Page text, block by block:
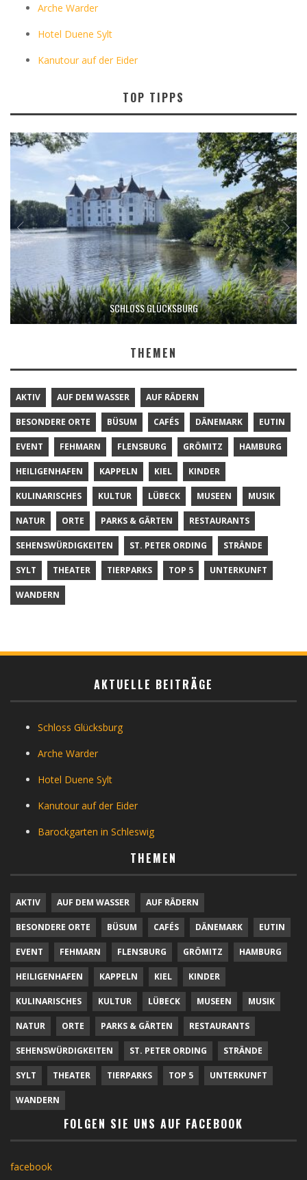
Arche Warder
Hotel Duene Sylt
Kanutour auf der Eider
TOP TIPPS
SCHLOSS GLÜCKSBURG
THEMEN
AKTIV AUF DEM WASSER AUF RÄDERN
BESONDERE ORTE BÜSUM CAFÉS DÄNEMARK EUTIN
EVENT FEHMARN FLENSBURG GRÖMITZ HAMBURG
HEILIGENHAFEN KAPPELN KIEL KINDER
KULINARISCHES KULTUR LÜBECK MUSEEN MUSIK
NATUR ORTE PARKS & GÄRTEN RESTAURANTS
SEHENSWÜRDIGKEITEN ST. PETER ORDING STRÄNDE
SYLT THEATER TIERPARKS TOP 5 UNTERKUNFT
WANDERN
AKTUELLE BEITRÄGE
Schloss Glücksburg
Arche Warder
Hotel Duene Sylt
Kanutour auf der Eider
Barockgarten in Schleswig
THEMEN
AKTIV AUF DEM WASSER AUF RÄDERN
BESONDERE ORTE BÜSUM CAFÉS DÄNEMARK EUTIN
EVENT FEHMARN FLENSBURG GRÖMITZ HAMBURG
HEILIGENHAFEN KAPPELN KIEL KINDER
KULINARISCHES KULTUR LÜBECK MUSEEN MUSIK
NATUR ORTE PARKS & GÄRTEN RESTAURANTS
SEHENSWÜRDIGKEITEN ST. PETER ORDING STRÄNDE
SYLT THEATER TIERPARKS TOP 5 UNTERKUNFT
WANDERN
FOLGEN SIE UNS AUF FACEBOOK
facebook